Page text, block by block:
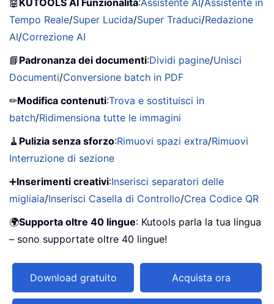
🤖 KUTOOLS AI Funzionalità:Assistente AI/Assistente in
Tempo Reale/Super Lucida/Super Traduci/Redazione
AI/Correzione AI
📘 Padronanza dei documenti:Dividi pagine/Unisci
Documenti/Conversione batch in PDF
✏Modifica contenuti:Trova e sostituisci in
batch/Ridimensiona tutte le immagini
🧹 Pulizia senza sforzo:Rimuovi spazi extra/Rimuovi
Interruzione di sezione
➕Inserimenti creativi:Inserisci separatori delle
migliaia/Inserisci Casella di Controllo/Crea Codice QR
🌍Supporta oltre 40 lingue: Kutools parla la tua lingua
– sono supportate oltre 40 lingue!
Download gratuito Acquista ora